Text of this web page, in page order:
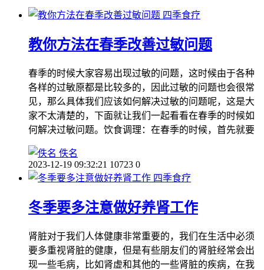
四季食疗
教你方法在春季改善过敏问题
春季的时候大家容易出现过敏的问题，这时候由于各种
各样的过敏原都是比较多的，因此过敏的问题也会很常
见，那么具体我们应该如何解决过敏的问题呢，这是大
家不太清楚的，下面就让我们一起看看在春季的时候如
何解决过敏问题。饮食调理：在春季的时候，首先就要
佚名
2023-12-19 09:32:21 10723 0
四季食疗
冬季要多注意做好养肾工作
肾脏对于我们人体健康非常重要的，我们在生活中必须
要多重视肾脏的健康，但是有些朋友们的肾脏经常会出
现一些毛病，比如肾虚和其他的一些肾脏的疾病，在我